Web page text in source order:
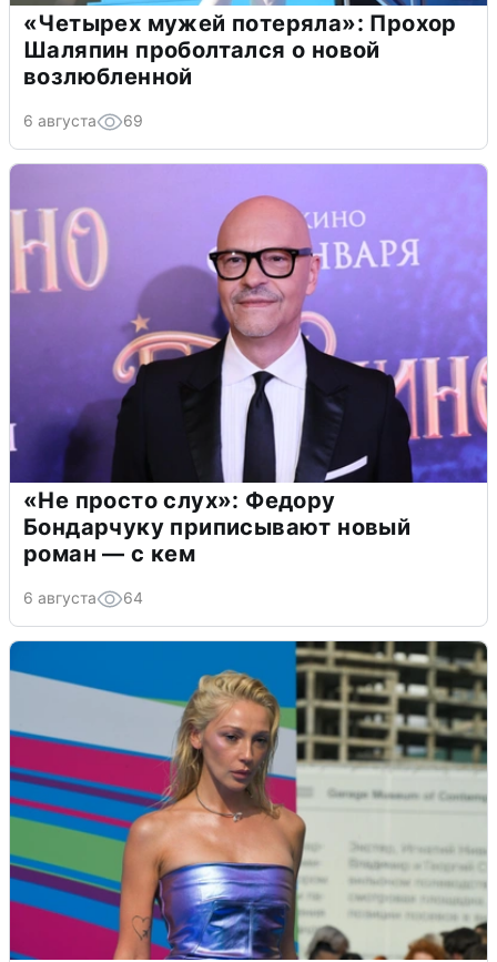
«Четырех мужей потеряла»: Прохор
Шаляпин проболтался о новой
возлюбленной
6 августа 69
«Не просто слух»: Федору
Бондарчуку приписывают новый
роман — с кем
6 августа 64